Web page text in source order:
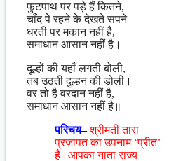
फुटपाथ पर पड़े हैं कितने,
चाँद पे रहने के देखते सपने
धरती पर मकान नहीं है,
समाधान आसान नहीं है।
दूल्हों की यहाँ लगती बोली,
तब उठती दुल्हन की डोली।
वर तो है वरदान नहीं है,
समाधान आसान नहीं है॥
परिचय–श्रीमती तारा
प्रजापत का उपनाम ‘प्रीत’
है।आपका नाता राज्य